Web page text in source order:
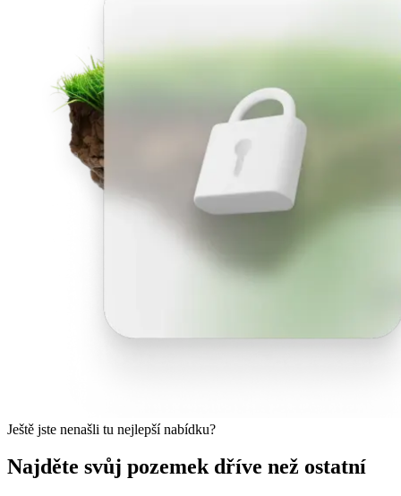
Ještě jste nenašli tu nejlepší nabídku?
Najděte svůj pozemek dříve než ostatní